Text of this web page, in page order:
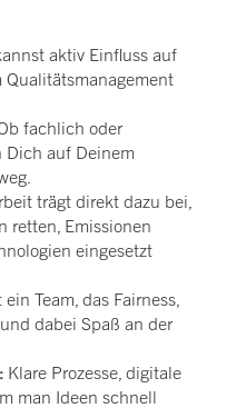
aktiv Einfluss auf
Qualitätsmanagement
fachlich oder
Dich auf Deinem
trägt direkt dazu bei,
retten, Emissionen
eingesetzt
Team, das Fairness,
dabei Spaß an der
Klare Prozesse, digitale
man Ideen schnell